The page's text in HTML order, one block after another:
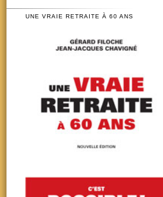
UNE VRAIE RETRAITE À 60 ANS